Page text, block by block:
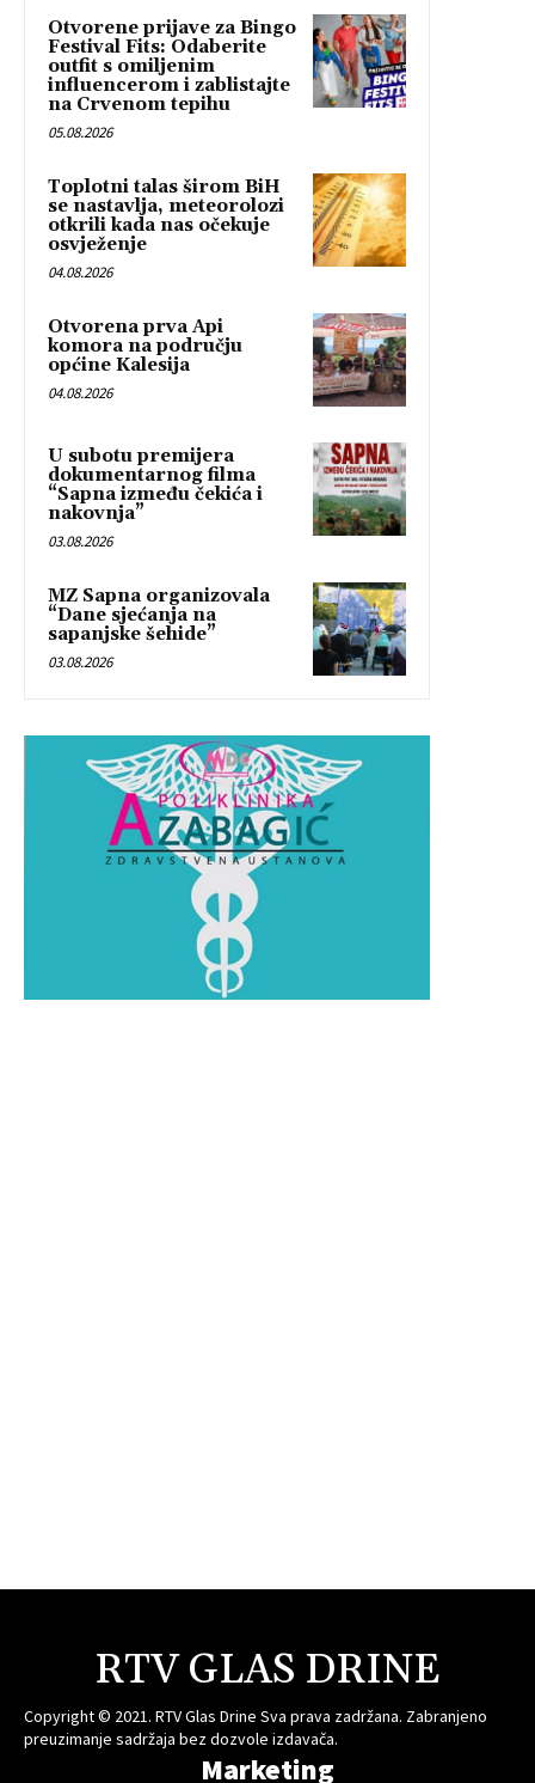
Otvorene prijave za Bingo
Festival Fits: Odaberite
outfit s omiljenim
influencerom i zablistajte
na Crvenom tepihu
05.08.2026
Toplotni talas širom BiH
se nastavlja, meteorolozi
otkrili kada nas očekuje
osvježenje
04.08.2026
Otvorena prva Api
komora na području
općine Kalesija
04.08.2026
U subotu premijera
dokumentarnog filma
“Sapna između čekića i
nakovnja”
03.08.2026
MZ Sapna organizovala
“Dane sjećanja na
sapanjske šehide”
03.08.2026
RTV GLAS DRINE
Copyright © 2021. RTV Glas Drine Sva prava zadržana. Zabranjeno
preuzimanje sadržaja bez dozvole izdavača.
Marketing